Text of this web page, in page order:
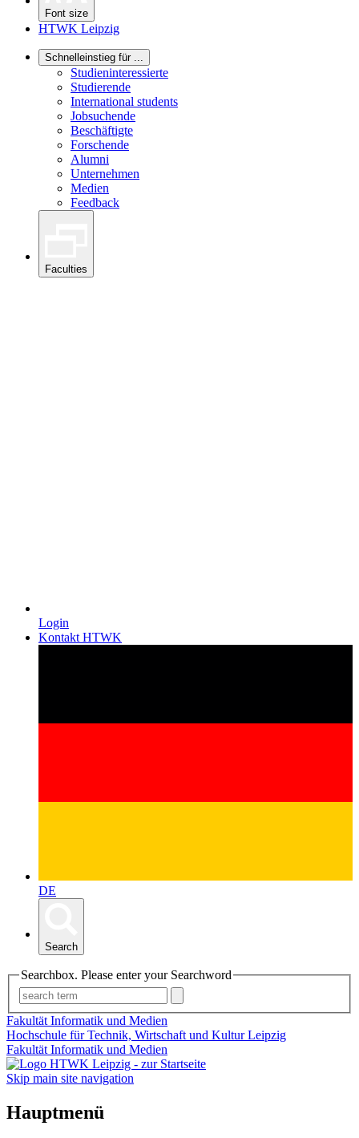
Font size
HTWK Leipzig
Schnelleinstieg für ...
Studieninteressierte
Studierende
International students
Jobsuchende
Beschäftigte
Forschende
Alumni
Unternehmen
Medien
Feedback
Faculties
Login
Kontakt HTWK
DE
Search
Searchbox. Please enter your Searchword
Fakultät Informatik und Medien
Hochschule für Technik, Wirtschaft und Kultur Leipzig
Fakultät Informatik und Medien
Skip main site navigation
Hauptmenü